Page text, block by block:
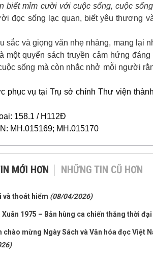
biết mỉm cười với cuộc sống, cuộc
đọc sống lạc quan, biết yêu thương
sắc và giọng văn nhẹ nhàng, mang lại
một quyển sách truyền cảm hứng
sống mà còn nhắc nhở mỗi người
phục vụ tại Trụ sở chính Thư viện
158.1 / H112Đ
MH.015169; MH.015170
MỚI HƠN NHỮNG TIN CŨ HƠN
và thoát hiểm (08/04/2026)
1975 – Bản hùng ca chiến thắng thời
chào mừng Ngày Sách và Văn hóa đọc Việt